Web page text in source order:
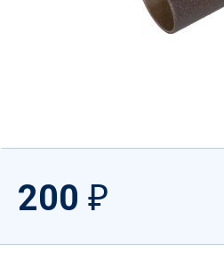
200 ₽